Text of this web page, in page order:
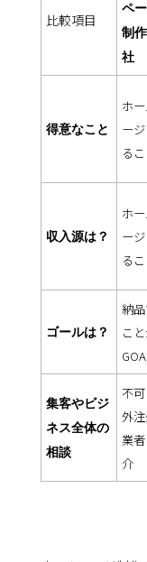
比較項目
ペ
制
社
得意なこと
ホ
ー
る
収入源は？
ホ
ー
る
ゴールは？
納
こ
集客やビジ
ネス全体の
相談
不可
外
業
介